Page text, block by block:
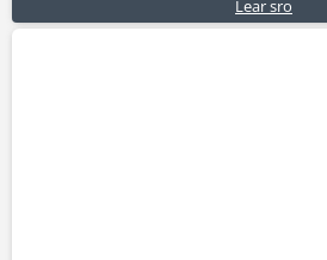
Lear sro